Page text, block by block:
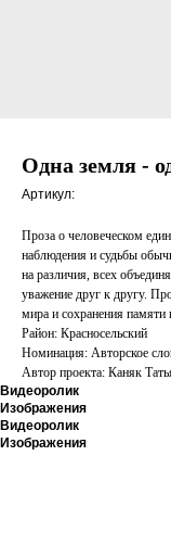
Одна земля -
Артикул:
Проза о человеческом
наблюдения и судьбы
на различия, всех
уважение друг к другу.
мира и сохранения памяти
Район: Красносельский
Номинация: Авторское
Автор проекта: Каняк
Видеоролик
Изображения
Видеоролик
Изображения